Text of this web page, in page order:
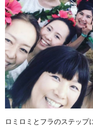
ロミロミとフラのステップ